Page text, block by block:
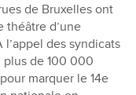
de Bruxelles ont
théâtre d’une
des syndicats
plus de 100 000
marquer le 14e